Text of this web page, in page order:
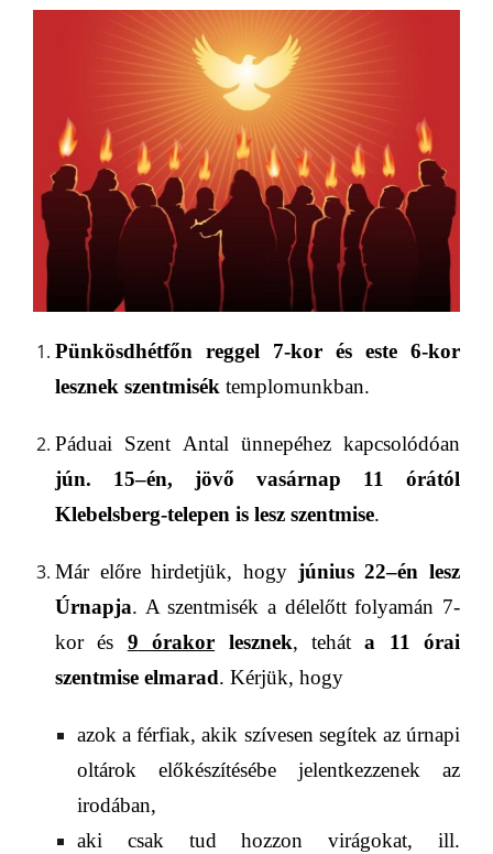
Pünkösdhétfőn reggel 7-kor és este 6-kor
lesznek szentmisék templomunkban.
Páduai Szent Antal ünnepéhez kapcsolódóan
jún. 15–én, jövő vasárnap 11 órától
Klebelsberg-telepen is lesz szentmise.
Már előre hirdetjük, hogy június22–én lesz
Úrnapja. A szentmisék a délelőtt folyamán 7-
kor és 9 órakor lesznek, teháta 11
órai
szentmise elmarad. Kérjük, hogy
azok a férfiak, akik szívesen segítek az úrnapi
oltárok előkészítésébe jelentkezzenek az
irodában,
aki csak tud hozzon virágokat, ill.